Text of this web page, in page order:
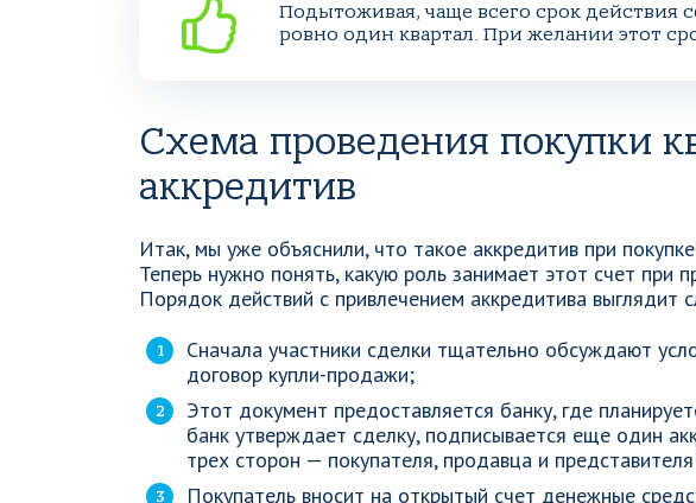
Подытоживая, чаще всего срок действия
ровно один квартал. При желании этот
Схема проведения покупки
аккредитив
Итак, мы уже объяснили, что такое аккредитив при
Теперь нужно понять, какую роль занимает этот счет при
Порядок действий с привлечением аккредитива
Сначала участники сделки тщательно обсуждают
договор купли-продажи;
Этот документ предоставляется банку, где
банк утверждает сделку, подписывается еще один
трех сторон — покупателя, продавца и
Покупатель вносит на открытый счет денежные